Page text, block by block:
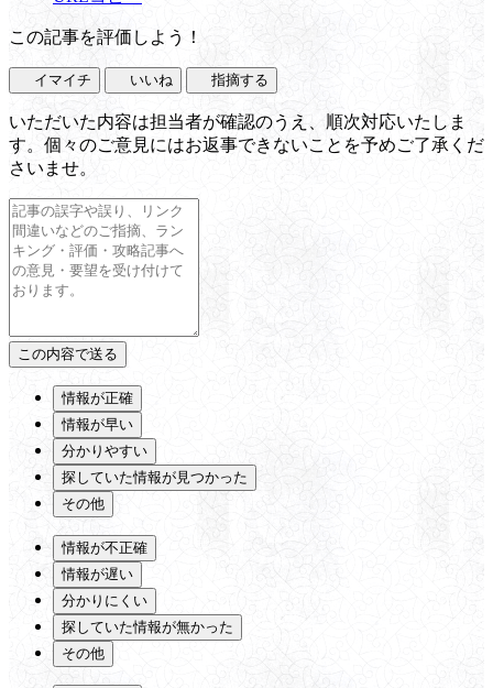
この記事を評価しよう！
イマイチ いいね 指摘する
いただいた内容は担当者が確認のうえ、順次対応いたしま
す。個々のご意見にはお返事できないことを予めご了承くだ
さいませ。
情報が正確
情報が早い
分かりやすい
探していた情報が見つかった
その他
情報が不正確
情報が遅い
分かりにくい
探していた情報が無かった
その他